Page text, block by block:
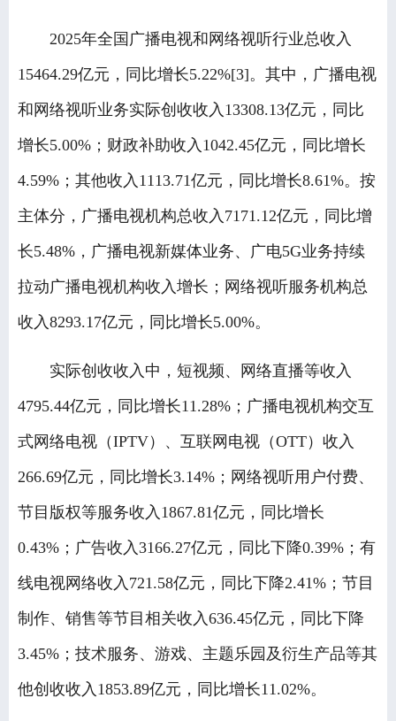
2025年全国广播电视和网络视听行业总收入
15464.29亿元，同比增长5.22%[3]。其中，广播电视
和网络视听业务实际创收收入13308.13亿元，同比
增长5.00%；财政补助收入1042.45亿元，同比增长
4.59%；其他收入1113.71亿元，同比增长8.61%。按
主体分，广播电视机构总收入7171.12亿元，同比增
长5.48%，广播电视新媒体业务、广电5G业务持续
拉动广播电视机构收入增长；网络视听服务机构总
收入8293.17亿元，同比增长5.00%。
实际创收收入中，短视频、网络直播等收入
4795.44亿元，同比增长11.28%；广播电视机构交互
式网络电视（IPTV）、互联网电视（OTT）收入
266.69亿元，同比增长3.14%；网络视听用户付费、
节目版权等服务收入1867.81亿元，同比增长
0.43%；广告收入3166.27亿元，同比下降0.39%；有
线电视网络收入721.58亿元，同比下降2.41%；节目
制作、销售等节目相关收入636.45亿元，同比下降
3.45%；技术服务、游戏、主题乐园及衍生产品等其
他创收收入1853.89亿元，同比增长11.02%。